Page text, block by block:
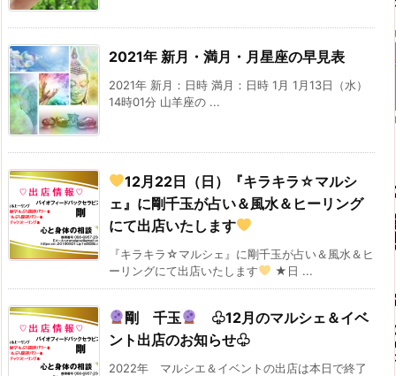
2021年 新月・満月・月星座の早見表
2021年 新月：日時 満月：日時 1月 1月13日（水）
14時01分 山羊座の ...
12月22日（日）『キラキラ☆マルシ
ェ』に剛千玉が占い＆風水＆ヒーリング
にて出店いたします
『キラキラ☆マルシェ』に剛千玉が占い＆風水＆ヒ
ーリングにて出店いたします
★日 ...
剛 千玉
♧12月のマルシェ＆イベ
ント出店のお知らせ♧
2022年 マルシエ＆イベントの出店は本日で終了